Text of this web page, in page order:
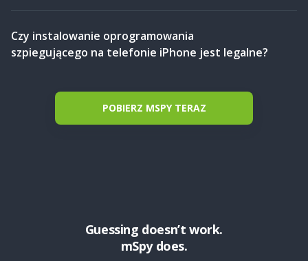
Czy instalowanie oprogramowania
szpiegującego na telefonie iPhone jest legalne?
POBIERZ MSPY TERAZ
Guessing doesn’t work.
mSpy does.